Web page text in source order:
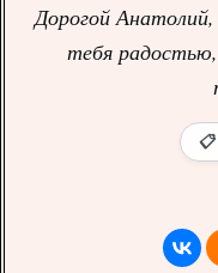
Дорогой
тебя